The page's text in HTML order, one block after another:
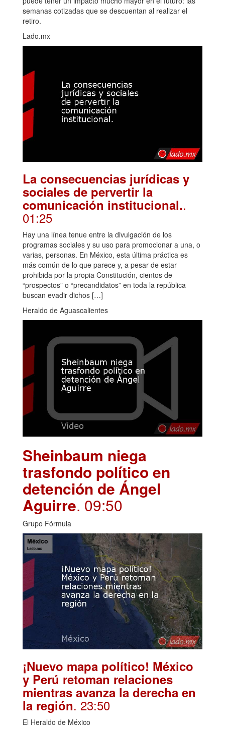
semanas cotizadas que se descuentan al realizar el
retiro.
Lado.mx
La consecuencias jurídicas y
sociales de pervertir la
comunicación institucional..
01:25
Hay una línea tenue entre la divulgación de los
programas sociales y su uso para promocionar a una, o
varias, personas. En México, esta última práctica es
más común de lo que parece y, a pesar de estar
prohibida por la propia Constitución, cientos de
“prospectos” o “precandidatos” en toda la república
buscan evadir dichos […]
Heraldo de Aguascalientes
Sheinbaum niega
trasfondo político en
detención de Ángel
Aguirre. 09:50
Grupo Fórmula
¡Nuevo mapa político! México
y Perú retoman relaciones
mientras avanza la derecha en
la región. 23:50
El Heraldo de México